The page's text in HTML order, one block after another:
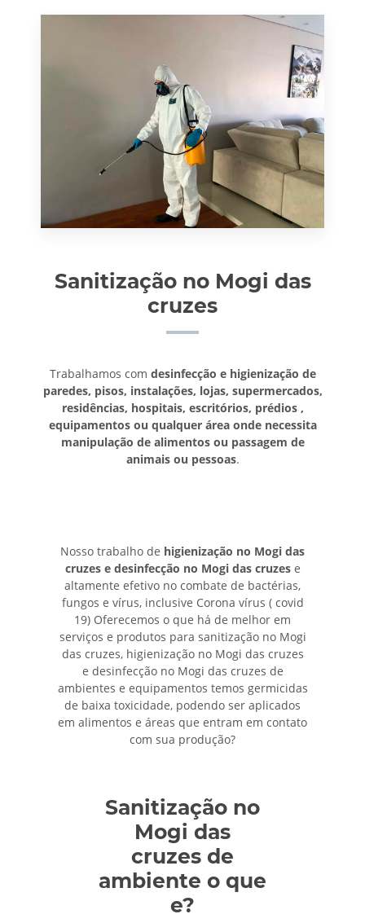
Sanitização no Mogi das
cruzes
Trabalhamos com desinfecção e higienização de
paredes, pisos, instalações, lojas, supermercados,
residências, hospitais, escritórios, prédios ,
equipamentos ou qualquer área onde necessita
manipulação de alimentos ou passagem de
animais ou pessoas.
Nosso trabalho de higienização no Mogi das
cruzes e desinfecção no Mogi das cruzese
altamente efetivo no combate de bactérias,
fungos e vírus, inclusive Corona vírus ( covid
19) Oferecemos o que há de melhor em
serviços e produtos para sanitização no Mogi
das cruzes, higienização no Mogi das cruzes
e desinfecção no Mogi das cruzes de
ambientes e equipamentos temos germicidas
de baixa toxicidade, podendo ser aplicados
em alimentos e áreas que entram em contato
com sua produção?
Sanitização no
Mogi das
cruzes de
ambiente o que
e?